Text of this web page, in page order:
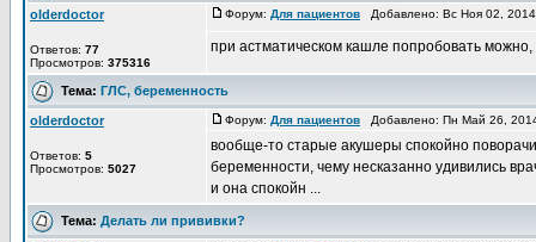
olderdoctor
Ответов: 77
Просмотров: 375316
Форум: Для пациентов Добавлено: Вс Ноя 02,
при астматическом кашле попробовать можно,
Тема: ГЛС, беременность
olderdoctor
Ответов: 5
Просмотров: 5027
Форум: Для пациентов Добавлено: Пн Май 26,
вообще-то старые акушеры спокойно
беременности, чему несказанно удивились
и она спокойн ...
Тема: Делать ли прививки?